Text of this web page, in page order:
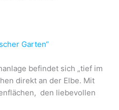
Garten“
befindet sich „tief im
direkt an der Elbe. Mit
den liebevollen